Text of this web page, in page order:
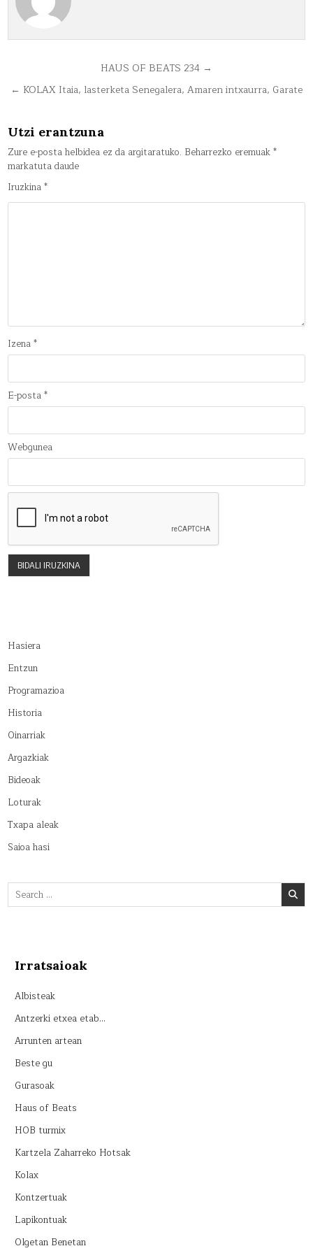
Bidalketetan
zehar
HAUS OF BEATS 234 →
← KOLAX Itaia, lasterketa Senegalera, Amaren intxaurra, Garate
Utzi erantzuna
Zure e-posta helbidea ez da argitaratuko. Beharrezko eremuak*
markatuta daude
Iruzkina*
Izena*
E-posta*
Webgunea
Hasiera
Entzun
Programazioa
Historia
Oinarriak
Argazkiak
Bideoak
Loturak
Txapa aleak
Saioa hasi
Search
for:
Irratsaioak
Albisteak
Antzerki etxea etab…
Arrunten artean
Beste gu
Gurasoak
Haus of Beats
HOB turmix
Kartzela Zaharreko Hotsak
Kolax
Kontzertuak
Lapikontuak
Olgetan Benetan